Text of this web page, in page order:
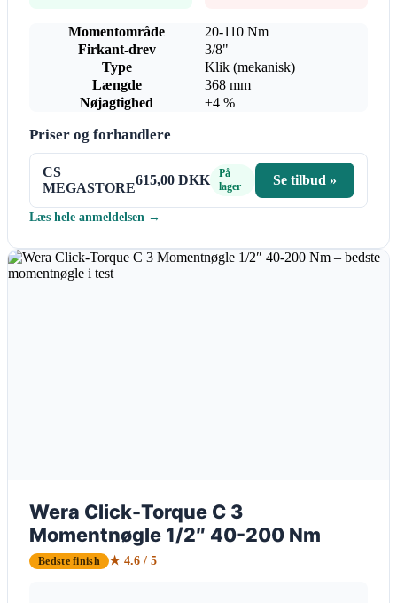
Momentområde
20-110 Nm
Firkant-drev
3/8"
Type
Klik (mekanisk)
Længde
368 mm
Nøjagtighed
±4 %
Priser og forhandlere
CS
MEGASTORE
615,00 DKK
På
lager
Se tilbud »
Læs hele anmeldelsen →
Wera Click-Torque C 3
Momentnøgle 1/2″ 40-200 Nm
Bedste finish ★ 4.6 / 5